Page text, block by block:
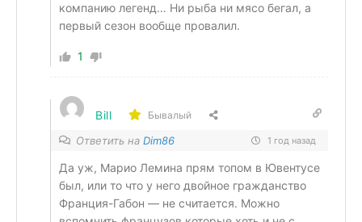
компанию легенд… Ни рыба ни мясо бегал, а
первый сезон вообще провалил.
1
Bill Бывалый
Ответить на Dim86 1 год назад
Да уж, Марио Лемина прям топом в Ювентусе
был, или то что у него двойное гражданство
Франция-Габон — не считается. Можно